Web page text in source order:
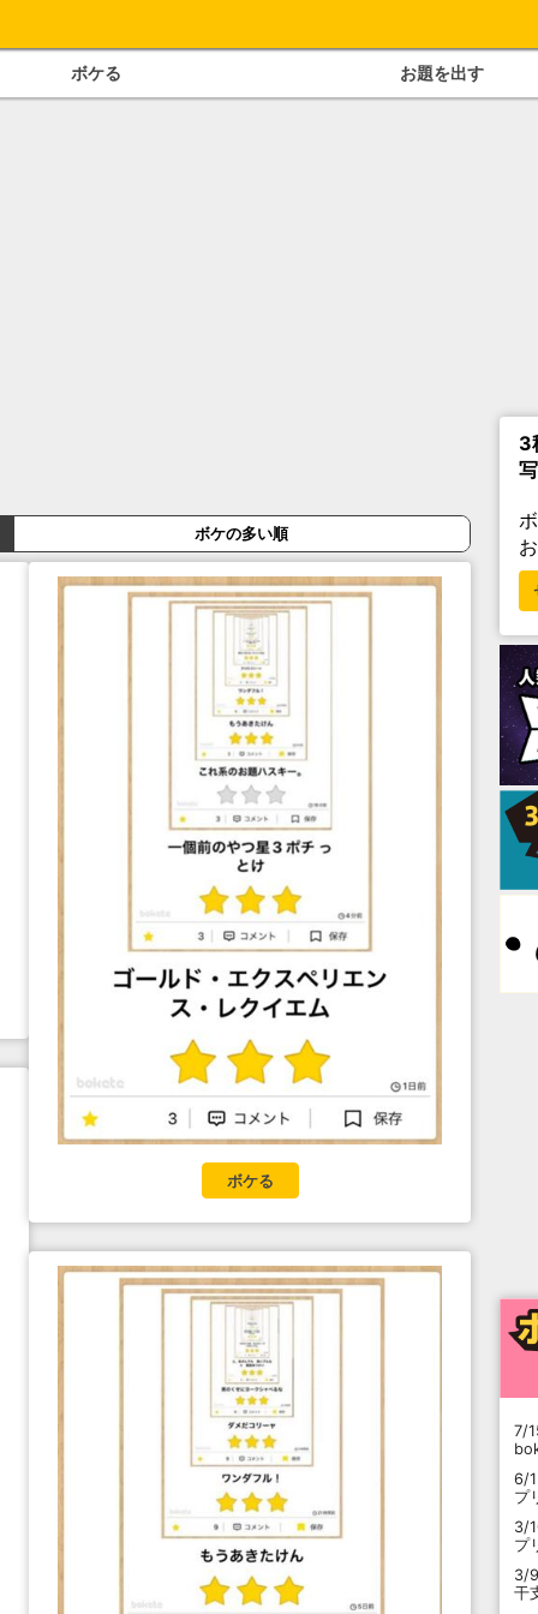
ボケる お題を出す
ボケの多い順
ボケる
3
7/
6/
プ
3/
プ
3/9
干